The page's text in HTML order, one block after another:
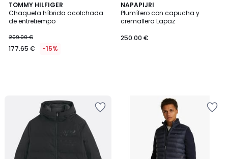
TOMMY HILFIGER
Chaqueta híbrida acolchada
de entretiempo
209.00 €
177.65 € -15%
NAPAPIJRI
Plumífero con capucha y
cremallera Lapaz
250.00 €